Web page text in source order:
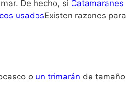
De hecho, si Catamaranes
usadosExisten razones para
o un trimarán de tamaño